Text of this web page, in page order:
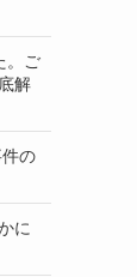
。ご
解
の
に